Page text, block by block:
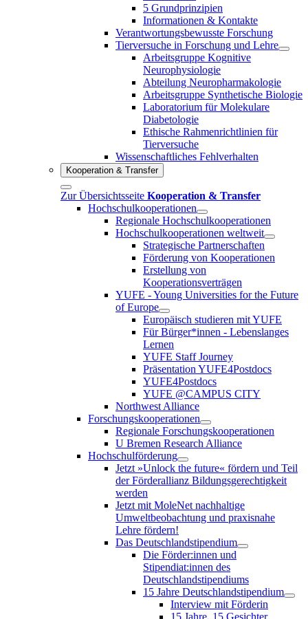
5 Grundprinzipien
Informationen & Kontakte
Verantwortungsbewusste Forschung
Tierversuche in Forschung und Lehre
Arbeitsgruppe Kognitive
Neurophysiologie
Abteilung Neuropharmakologie
Arbeitsgruppe Synthetische Biologie
Laboratorium für Molekulare
Diabetologie
Ethische Rahmenrichtlinien für
Tierversuche
Wissenschaftliches Fehlverhalten
Kooperation & Transfer
Zur Übersichtsseite Kooperation & Transfer
Hochschulkooperationen
Regionale Hochschulkooperationen
Hochschulkooperationen weltweit
Strategische Partnerschaften
Förderung von Kooperationen
Erstellung von
Kooperationsverträgen
YUFE - Young Universities for the Future
of Europe
Europäisch studieren mit YUFE
Für Bürger*innen - Lebenslanges
Lernen
YUFE Staff Journey
Präsentation YUFE4Postdocs
YUFE4Postdocs
YUFE @CAMPUS CITY
Northwest Alliance
Forschungskooperationen
Regionale Forschungskooperationen
U Bremen Research Alliance
Hochschulförderung
Jetzt »Unlock the future« fördern und Teil
der Förderallianz Bildungsgerechtigkeit
werden
Jetzt mit MoleNet nachhaltige
Umweltbeobachtung und praxisnahe
Lehre fördern!
Das Deutschlandstipendium
Die Förder:innen und
Stipendiat:innen des
Deutschlandstipendiums
15 Jahre Deutschlandstipendium
Interview mit Förderin
15 Jahre, 15 Gesichter